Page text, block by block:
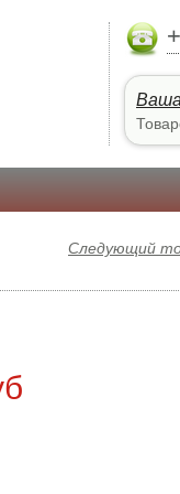
Ваша
Следующий